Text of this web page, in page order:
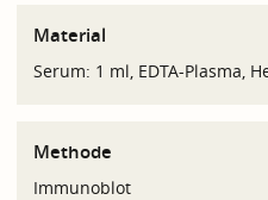
Material
Serum: 1 ml, EDTA-Plasma,
Methode
Immunoblot